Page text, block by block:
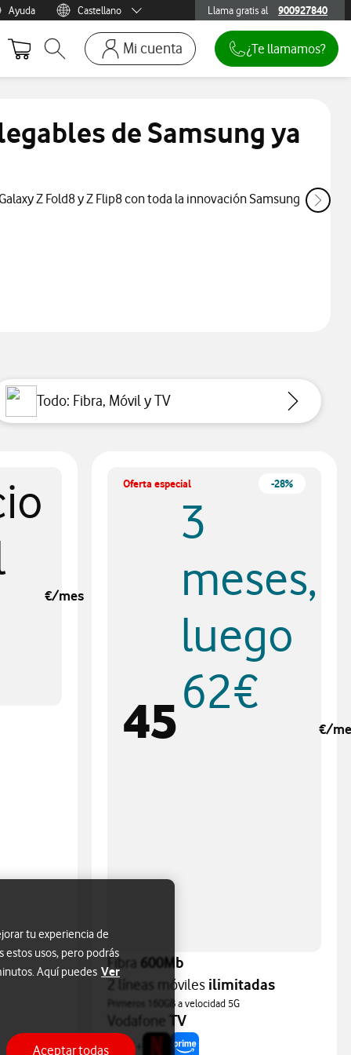
Ayuda
Menu idioma
Castellano
Llama gratis al
900927840 900927840
Abrir buscador. Abre en ventana modal
Mi cuenta
Ir a la pagina acceso clientes. Abre en
Añadir línea adicional
Mis pedidos
¿Te llamamos?
de Samsung ya
Z Fold8 y Z Flip8 con toda la innovación Samsung
Todo: Fibra, Móvil y TV
€/mes
Oferta especial -28%
45 €/
3
meses,
luego
62€
Fibra 600Mb
2 líneas móviles ilimitadas
Primeros 160GB a velocidad 5G
Vodafone TV
+
tu experiencia de
estos usos, pero podrás
Aquí puedes Ver
Aceptar todas